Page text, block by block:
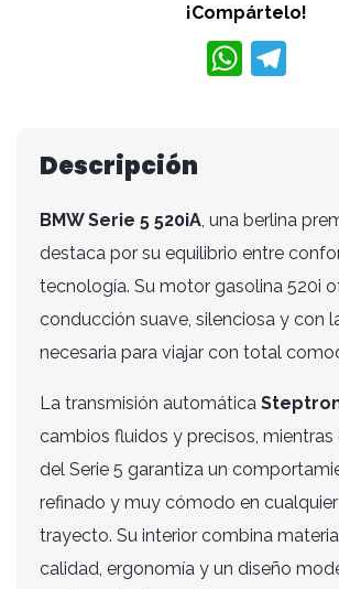
¡Compártelo!
W
p
p
m
Descripción
BMW Serie 5 520iA, una berlina
destaca por su equilibrio entre
tecnología. Su motor gasolina 520i
conducción suave, silenciosa y con
necesaria para viajar con total
La transmisión automática
cambios fluidos y precisos, mientras
del Serie 5 garantiza un
refinado y muy cómodo en
trayecto. Su interior combina
calidad, ergonomía y un diseño